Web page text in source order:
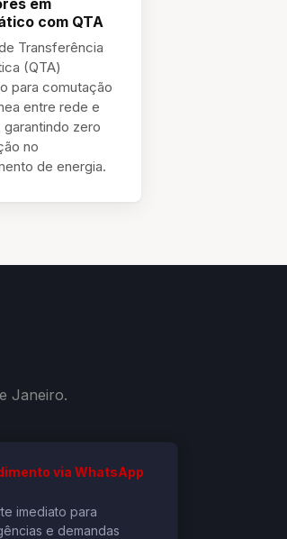
em
com QTA
Transferência
(QTA)
para comutação
entre rede e
garantindo zero
no
de energia.
Janeiro.
via WhatsApp
imediato para
e demandas